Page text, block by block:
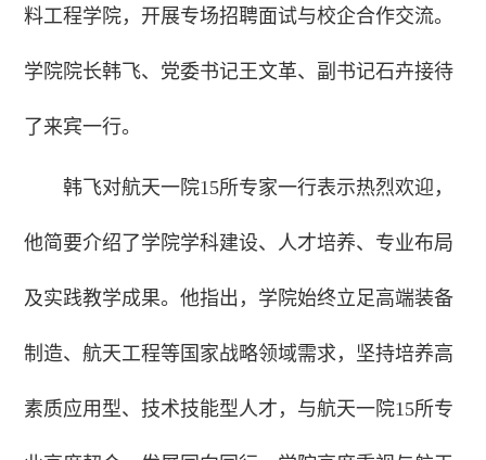
料工程学院，开展专场招聘面试与校企合作交流。
学院院长韩飞、党委书记王文革、副书记石卉接待
了来宾一行。
韩飞对航天一院15所专家一行表示热烈欢迎，
他简要介绍了学院学科建设、人才培养、专业布局
及实践教学成果。他指出，学院始终立足高端装备
制造、航天工程等国家战略领域需求，坚持培养高
素质应用型、技术技能型人才，与航天一院15所专